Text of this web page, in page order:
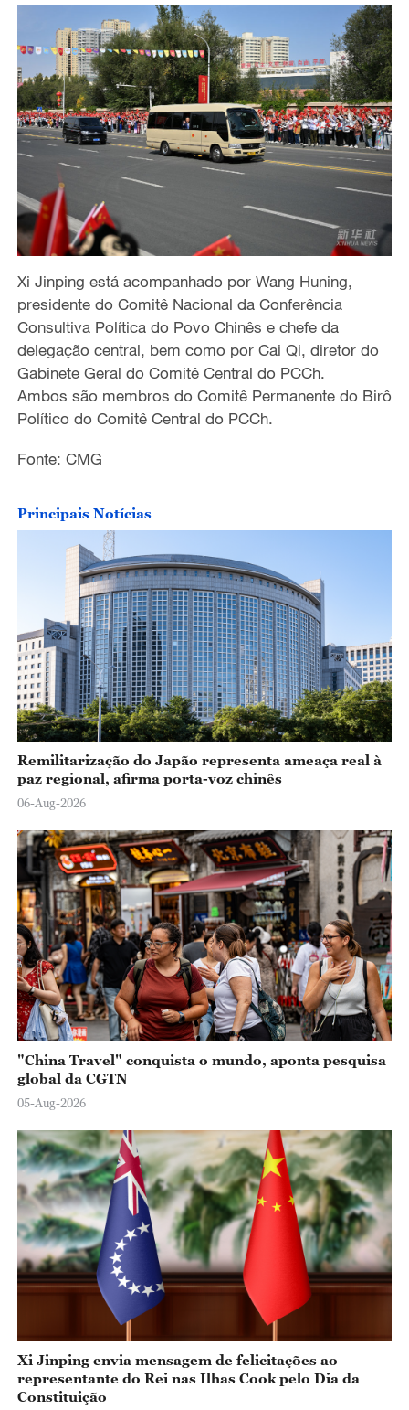
Xi Jinping está acompanhado por Wang Huning,
presidente do Comitê Nacional da Conferência
Consultiva Política do Povo Chinês e chefe da
delegação central, bem como por Cai Qi, diretor do
Gabinete Geral do Comitê Central do PCCh.
Ambos são membros do Comitê Permanente do Birô
Político do Comitê Central do PCCh.
Fonte: CMG
Principais Notícias
Remilitarização do Japão representa ameaça real à
paz regional, afirma porta-voz chinês
06-Aug-2026
"China Travel" conquista o mundo, aponta pesquisa
global da CGTN
05-Aug-2026
Xi Jinping envia mensagem de felicitações ao
representante do Rei nas Ilhas Cook pelo Dia da
Constituição